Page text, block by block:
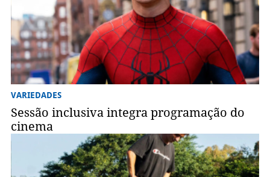
VARIEDADES
Sessão inclusiva integra programação do
cinema